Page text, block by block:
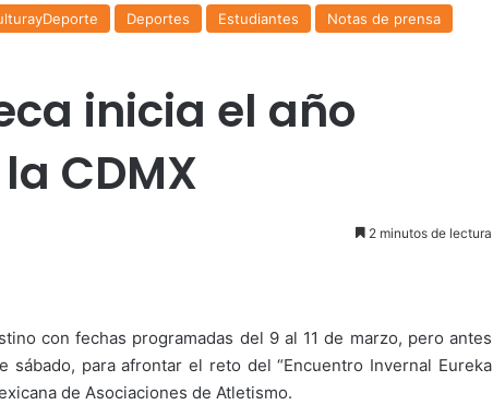
Deportes Estudiantes
Notas de prensa
inicia el año
CDMX
2 minutos de lectura
con fechas programadas del 9 al 11 de marzo, pero antes
sábado, para afrontar el reto del “Encuentro Invernal Eureka
de Asociaciones de Atletismo.